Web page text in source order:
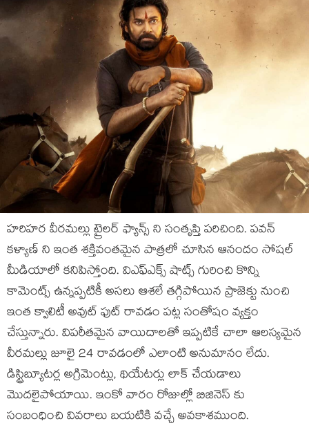
హరిహర వీరమల్లు ట్రైలర్ ఫ్యాన్స్ ని సంతృప్తి పరిచింది. పవన్
కళ్యాణ్ ని ఇంత శక్తివంతమైన పాత్రలో చూసిన ఆనందం సోషల్
మీడియాలో కనిపిస్తోంది. విఎఫ్ఎక్స్ షాట్స్ గురించి కొన్ని
కామెంట్స్ ఉన్నప్పటికీ అసలు ఆశలే తగ్గిపోయిన ప్రాజెక్టు నుంచి
ఇంత క్వాలిటీ అవుట్ ఫుట్ రావడం పట్ల సంతోషం వ్యక్తం
చేస్తున్నారు. విపరీతమైన వాయిదాలతో ఇప్పటికే చాలా ఆలస్యమైన
వీరమల్లు జూలై 24 రావడంలో ఎలాంటి అనుమానం లేదు.
డిస్ట్రిబ్యూటర్ల అగ్రిమెంట్లు, థియేటర్లు లాక్ చేయడాలు
మొదలైపోయాయి. ఇంకో వారం రోజుల్లో బిజినెస్ కు
సంబంధించి వివరాలు బయటికి వచ్చే అవకాశముంది.